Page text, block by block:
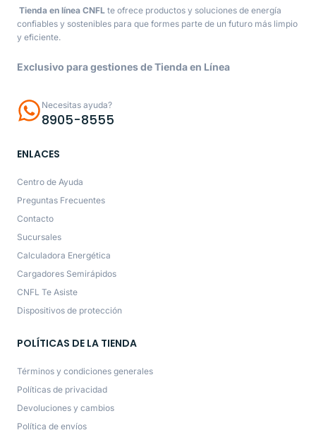
Tienda en línea CNFL te ofrece productos y soluciones de energía
confiables y sostenibles para que formes parte de un futuro más limpio
y eficiente.
Exclusivo para gestiones de Tienda en Línea
Necesitas ayuda?
8905-8555
ENLACES
Centro de Ayuda
Preguntas Frecuentes
Contacto
Sucursales
Calculadora Energética
Cargadores Semirápidos
CNFL Te Asiste
Dispositivos de protección
POLÍTICAS DE LA TIENDA
Términos y condiciones generales
Políticas de privacidad
Devoluciones y cambios
Política de envíos